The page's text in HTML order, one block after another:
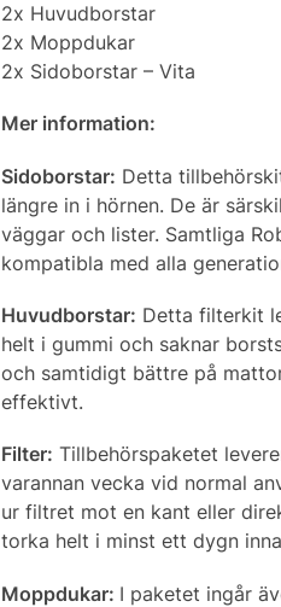
2x Huvudborstar
2x Moppdukar
2x Sidoborstar – Vita
Mer information:
Sidoborstar: Detta
längre in i hörnen. De är
väggar och lister. Samtliga
kompatibla med alla
Huvudborstar: Detta filterkit
helt i gummi och saknar
och samtidigt bättre på
effektivt.
Filter: Tillbehörspaketet
varannan vecka vid normal
ur filtret mot en kant eller
torka helt i minst ett dygn
Moppdukar: I paketet ingår